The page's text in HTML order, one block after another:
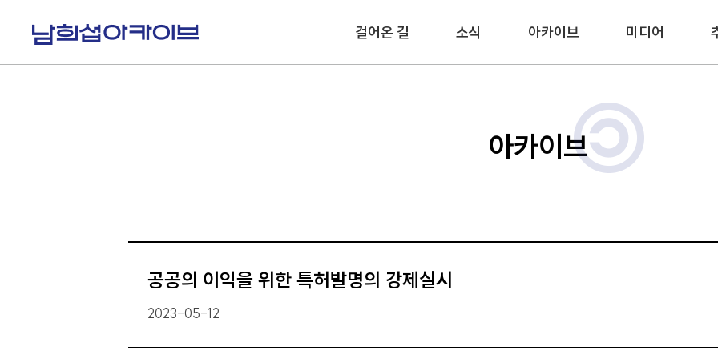
o
걸어온 길 소식 아카이브 미디어
아카이브
공공의 이익을 위한 특허발명의 강제실시
2023-05-12